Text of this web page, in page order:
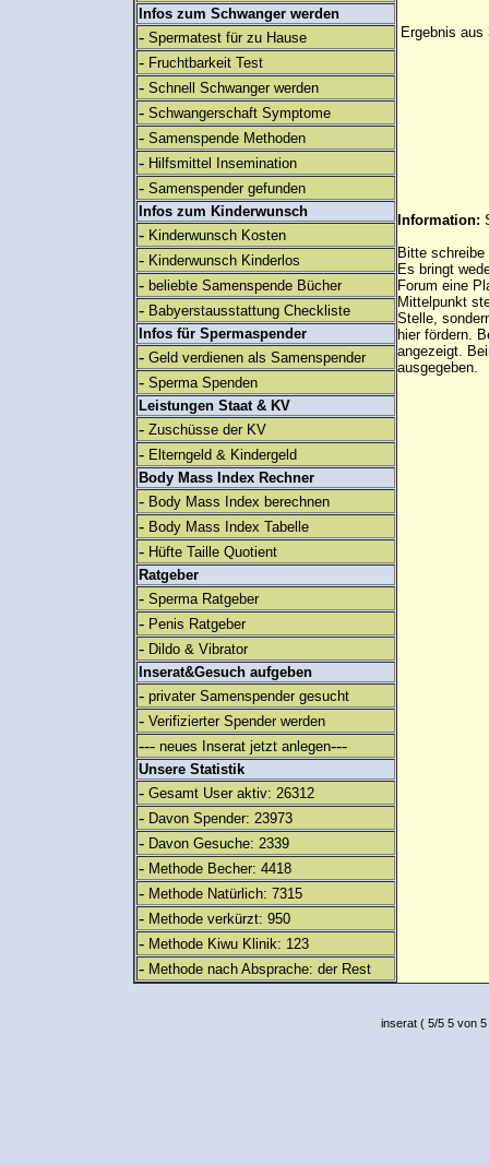
Infos zum Schwanger werden
- Spermatest für zu Hause
- Fruchtbarkeit Test
- Schnell Schwanger werden
- Schwangerschaft Symptome
- Samenspende Methoden
- Hilfsmittel Insemination
- Samenspender gefunden
Infos zum Kinderwunsch
- Kinderwunsch Kosten
- Kinderwunsch Kinderlos
- beliebte Samenspende Bücher
- Babyerstausstattung Checkliste
Infos für Spermaspender
- Geld verdienen als Samenspender
- Sperma Spenden
Leistungen Staat & KV
- Zuschüsse der KV
- Elterngeld & Kindergeld
Body Mass Index Rechner
- Body Mass Index berechnen
- Body Mass Index Tabelle
- Hüfte Taille Quotient
Ratgeber
- Sperma Ratgeber
- Penis Ratgeber
- Dildo & Vibrator
Inserat&Gesuch aufgeben
- privater Samenspender gesucht
- Verifizierter Spender werden
--- neues Inserat jetzt anlegen---
Unsere Statistik
- Gesamt User aktiv: 26312
- Davon Spender: 23973
- Davon Gesuche: 2339
- Methode Becher: 4418
- Methode Natürlich: 7315
- Methode verkürzt: 950
- Methode Kiwu Klinik: 123
- Methode nach Absprache: der Rest
Ergebnis aus
Information:
Bitte
Es bringt
Forum eine
Mittelpunkt
Stelle,
hier fördern.
angezeigt.
ausgegeben.
inserat( 5/5 5 von 5